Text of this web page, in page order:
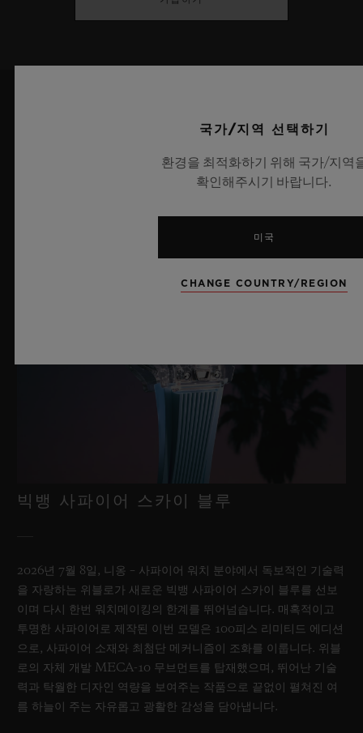
빅뱅 사파이어 스카이 블루
2026년 7월 8일, 니옹 – 사파이어 워치 분야에서 독보적인 기술력
을 자랑하는 위블로가 새로운 빅뱅 사파이어 스카이 블루를 선보
이며 다시 한번 워치메이킹의 한계를 뛰어넘습니다. 매혹적이고
투명한 사파이어로 제작된 이번 모델은 100피스 리미티드 에디션
으로, 사파이어 소재와 최첨단 메커니즘이 조화를 이룹니다. 위블
로의 자체 개발 MECA-10 무브먼트를 탑재했으며, 뛰어난 기술
력과 탁월한 디자인 역량을 보여주는 작품으로 끝없이 펼쳐진 여
름 하늘이 주는 자유롭고 광활한 감성을 담아냅니다.
국가/지역 선택하기
환경을 최적화하기 위해 국가/지역
확인해주시기 바랍니다.
미국
CHANGE COUNTRY/REGION